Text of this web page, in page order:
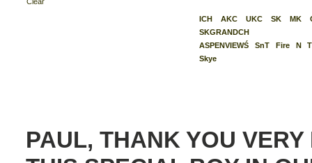
ICH AKC UKC SK MK
SKGRANDCH
ASPENVIEWŚ SnT Fire N
Skye
PAUL, THANK YOU